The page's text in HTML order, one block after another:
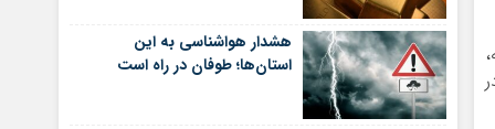
هشدار هواشناسی به این
استان‌ها؛ طوفان در راه است